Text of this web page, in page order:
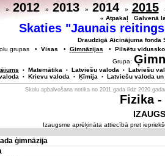
» 2012» 2013» 2014» 2015
« Atpakaļ Galvenā
Skaties "Jaunais
Draudzīgā Aicinājuma fonda
grupas • Visas • Ģimnāzijas • Pilsētu
Grupa:
• Matemātika • Latviešu valoda • Latviešu
• Krievu valoda • Ķīmija • Latviešu valoda
Skolu apbalvošana notika no 2011.gada līdz
Fizika -
Izaugsme aprēķināta attiecībā pret
ģimnāzija